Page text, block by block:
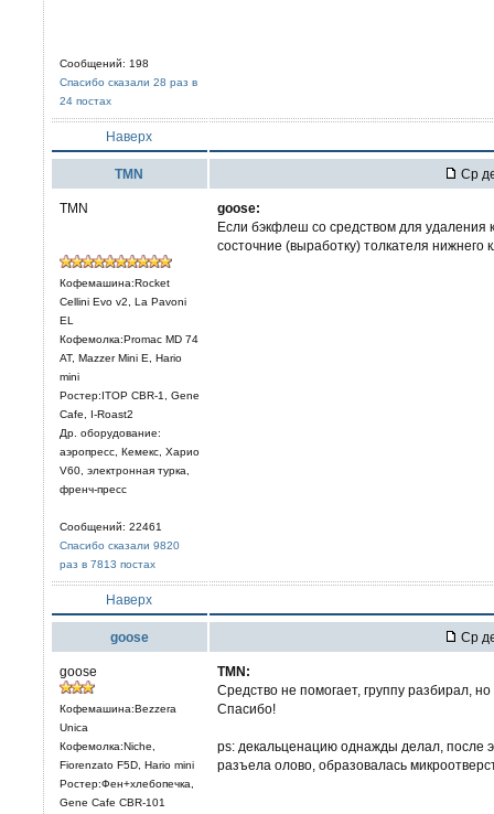
Сообщений: 198
Спасибо сказали 28 раз в
24 постах
Наверх
TMN Ср
TMN
Кофемашина:Rocket
Cellini Evo v2, La Pavoni
EL
Кофемолка:Promac MD 74
AT, Mazzer Mini E, Hario
mini
Ростер:ITOP CBR-1, Gene
Cafe, I-Roast2
Др. оборудование:
аэропресс, Кемекс, Харио
V60, электронная турка,
френч-пресс
Сообщений: 22461
Спасибо сказали 9820
раз в 7813 постах
goose:
Если бэкфлеш со средством для удаления
состочние (выработку) толкателя нижнего
Наверх
goose Ср
goose
Кофемашина:Bezzera
Unica
Кофемолка:Niche,
Fiorenzato F5D, Hario mini
Ростер:Фен+хлебопечка,
Gene Cafe CBR-101
TMN:
Средство не помогает, группу разбирал,
Спасибо!
ps: декальценацию однажды делал, после
разъела олово, образовалась